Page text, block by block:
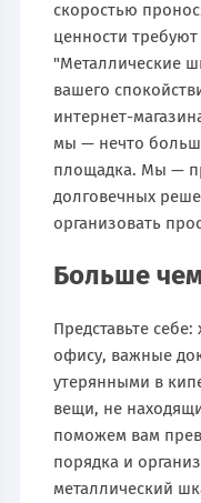
скоростью
ценности
"Металлические
вашего
интернет-
мы — нечто
площадка. Мы —
долговечных
организовать
Больше
Представьте
офису, важные
утерянными в
вещи, не
поможем вам
порядка и
металлический